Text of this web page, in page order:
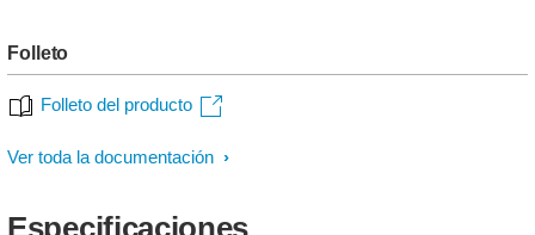
Folleto
Folleto del producto
Ver toda la documentación
Especificaciones